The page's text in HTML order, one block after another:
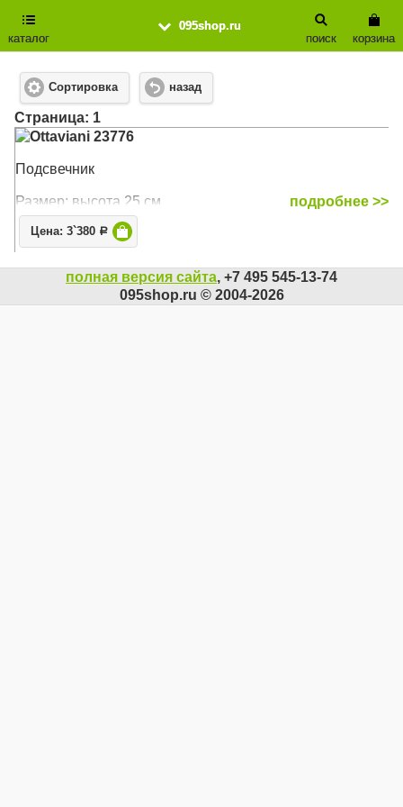
095shop.ru
каталог
корзина
поиск
Сортировка назад
Cтраница: 1
Ottaviani 23776
Подсвечник
Размер: высота 25 см подробнее >>
Цена: 3`380 Р
полная версия сайта, +7 495 545-13-74
095shop.ru © 2004-2026